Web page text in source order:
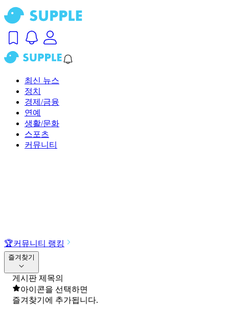
최신 뉴스
정치
경제/금융
연예
생활/문화
스포츠
커뮤니티
🏆커뮤니티 랭킹
즐겨찾기
게시판 제목의
아이콘을 선택하면
즐겨찾기에 추가됩니다.